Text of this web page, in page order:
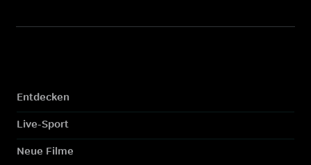
Entdecken
Live-Sport
Neue Filme